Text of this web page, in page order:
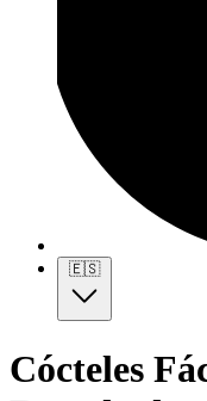
🇪🇸
Cócteles